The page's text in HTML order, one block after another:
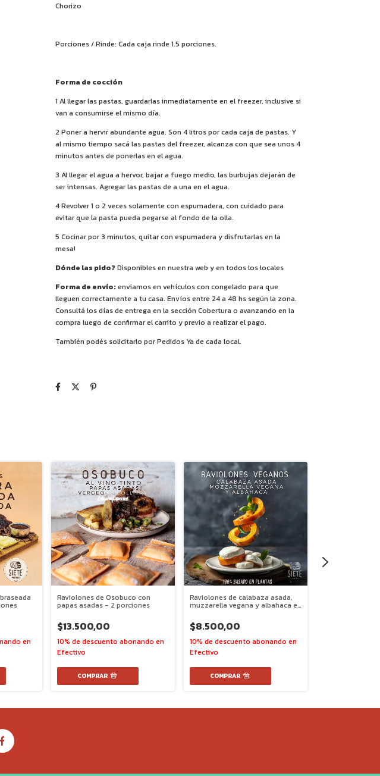
Chorizo
Porciones / Rinde: Cada caja rinde 1.5 porciones.
Forma de cocción
1 Al llegar las pastas, guardarlas inmediatamente en el freezer, inclusive si
van a consumirse el mismo día.
2 Poner a hervir abundante agua. Son 4 litros por cada caja de pastas. Y
al mismo tiempo sacá las pastas del freezer, alcanza con que sea unos 4
minutos antes de ponerlas en el agua.
3 Al llegar el agua a hervor, bajar a fuego medio, las burbujas dejarán de
ser intensas. Agregar las pastas de a una en el agua.
4 Revolver 1 o 2 veces solamente con espumadera, con cuidado para
evitar que la pasta pueda pegarse al fondo de la olla.
5 Cocinar por 3 minutos, quitar con espumadera y disfrutarlas en la
mesa!
Dónde las pido?Disponibles en nuestra web y en todos los locales
Forma de envío:enviamos en vehículos con congelado para que
lleguen correctamente a tu casa. Envíos entre 24 a 48 hs según la zona.
Consultá los días de entrega en la sección Cobertura o avanzando en la
compra luego de confirmar el carrito y previo a realizar el pago.
También podés solicitarlo por Pedidos Ya de cada local.
Raviolones de Osobuco con
papas asadas - 2 porciones
$13.500,00
Raviolones de calabaza asada,
muzzarella vegana y albahaca en
apto veganos
$8.500,00